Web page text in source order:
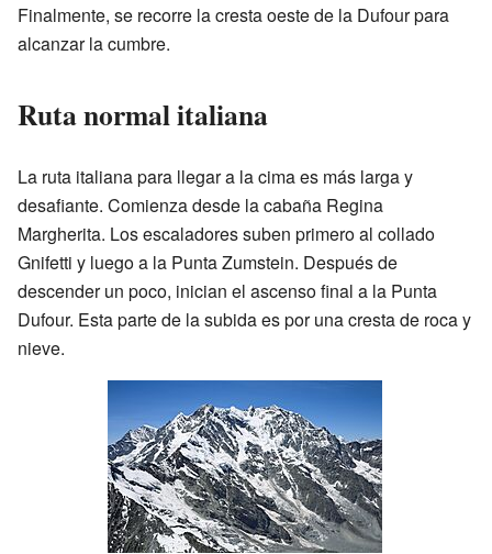
Finalmente, se recorre la cresta oeste de la Dufour para
alcanzar la cumbre.
Ruta normal italiana
La ruta italiana para llegar a la cima es más larga y
desafiante. Comienza desde la cabaña Regina
Margherita. Los escaladores suben primero al collado
Gnifetti y luego a la Punta Zumstein. Después de
descender un poco, inician el ascenso final a la Punta
Dufour. Esta parte de la subida es por una cresta de roca y
nieve.